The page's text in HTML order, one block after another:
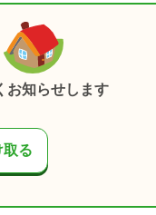
お知らせします
取る